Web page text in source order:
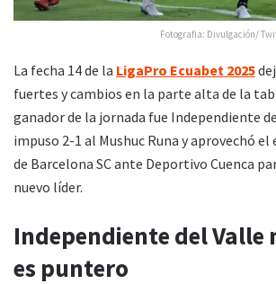
Fotografia: Divulgación/
La fecha 14 de la LigaPro Ecuabet 2025
fuertes y cambios en la parte alta de la
ganador de la jornada fue Independiente
impuso 2-1 al Mushuc Runa y aprovechó
de Barcelona SC ante Deportivo Cuenca
nuevo líder.
Independiente del Valle
es puntero